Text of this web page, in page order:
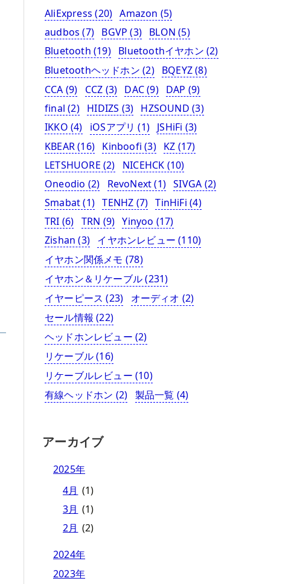
AliExpress (20) Amazon (5)
audbos (7) BGVP (3) BLON (5)
Bluetooth (19) Bluetoothイヤホン (2)
Bluetoothヘッドホン (2) BQEYZ(8)
CCA (9) CCZ (3) DAC(9) DAP (9)
final (2) HIDIZS (3) HZSOUND (3)
IKKO (4) iOSアプリ (1) JSHiFi (3)
KBEAR(16) Kinboofi (3) KZ (17)
LETSHUORE (2) NICEHCK (10)
Oneodio (2) RevoNext(1) SIVGA (2)
Smabat(1) TENHZ (7) TinHiFi (4)
TRI (6) TRN (9) Yinyoo (17)
Zishan (3) イヤホンレビュー (110)
イヤホン関係メモ (78)
イヤホン＆リケーブル(231)
イヤーピース (23) オーディオ (2)
セール情報 (22)
ヘッドホンレビュー (2)
リケーブル(16)
リケーブルレビュー (10)
有線ヘッドホン (2) 製品一覧 (4)
アーカイブ
2025年
4月 (1)
3月 (1)
2月 (2)
2024年
2023年